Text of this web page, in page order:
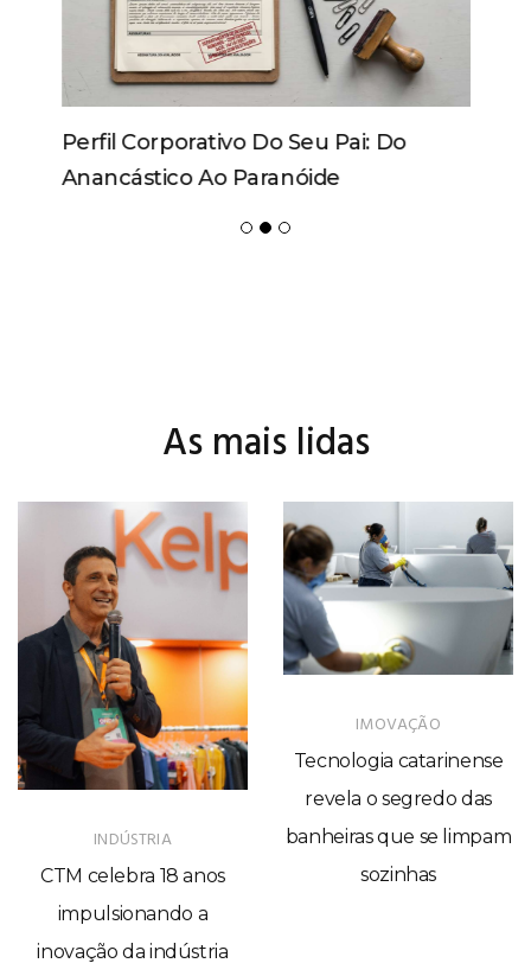
Perfil Corporativo Do Seu Pai: Do
Anancástico Ao Paranóide
As mais lidas
INDÚSTRIA
CTM celebra 18 anos
impulsionando a
inovação da indústria
IMOVAÇÃO
Tecnologia catarinense
revela o segredo das
banheiras que se limpam
sozinhas